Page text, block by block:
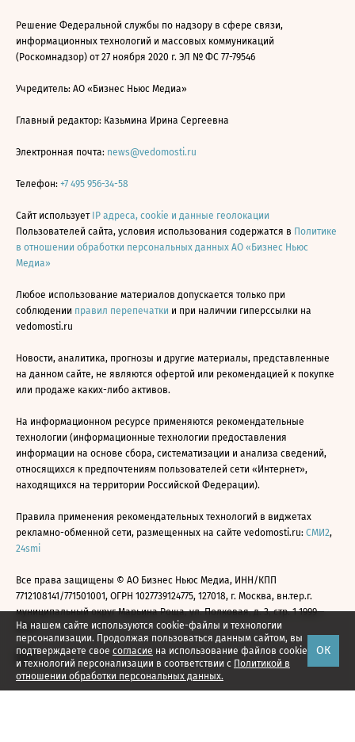
На нашем сайте используются cookie-файлы и технологии
персонализации. Продолжая пользоваться данным сайтом, вы
подтверждаете свое согласие на использование файлов cookie
и технологий персонализации в соответствии с Политикой в
отношении обработки персональных данных.
ОК
Решение Федеральной службы по надзору в сфере связи,
информационных технологий и массовых коммуникаций
(Роскомнадзор) от 27 ноября 2020 г. ЭЛ № ФС 77-79546
Учредитель: АО «Бизнес Ньюс Медиа»
Главный редактор: Казьмина Ирина Сергеевна
Электронная почта: news@vedomosti.ru
Телефон: +7 495 956-34-58
Сайт использует IP адреса, cookie и данные геолокации
Пользователей сайта, условия использования содержатся в Политике
в отношении обработки персональных данных АО «Бизнес Ньюс
Медиа»
Любое использование материалов допускается только при
соблюдении правил перепечатки и при наличии гиперссылки на
vedomosti.ru
Новости, аналитика, прогнозы и другие материалы, представленные
на данном сайте, не являются офертой или рекомендацией к покупке
или продаже каких-либо активов.
На информационном ресурсе применяются рекомендательные
технологии (информационные технологии предоставления
информации на основе сбора, систематизации и анализа сведений,
относящихся к предпочтениям пользователей сети «Интернет»,
находящихся на территории Российской Федерации).
Правила применения рекомендательных технологий в виджетах
рекламно-обменной сети, размещенных на сайте vedomosti.ru: СМИ2,
24smi
Все права защищены © АО Бизнес Ньюс Медиа, ИНН/КПП
7712108141/771501001, ОГРН 1027739124775, 127018, г. Москва, вн.тер.г.
муниципальный округ Марьина Роща, ул. Полковая, д. 3, стр. 1 1999—
2026